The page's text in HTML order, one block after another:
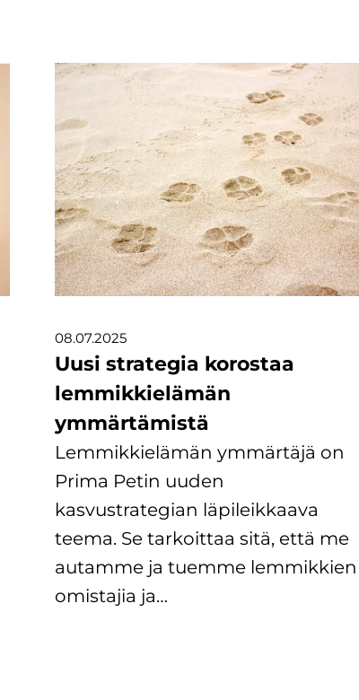
08.07.2025
Uusi strategia korostaa
lemmikkielämän
ymmärtämistä
Lemmikkielämän ymmärtäjä on
Prima Petin uuden
kasvustrategian läpileikkaava
teema. Se tarkoittaa sitä, että me
autamme ja tuemme lemmikkien
omistajia ja…